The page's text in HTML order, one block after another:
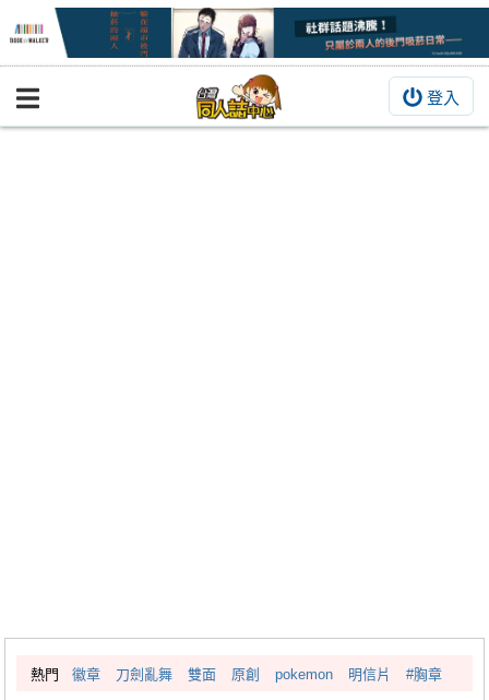
登入
BOOKY書集倉庫
繪圖藝廊
交流中心
熱門 徽章 刀劍亂舞 雙面 原創 pokemon 明信片 #胸章